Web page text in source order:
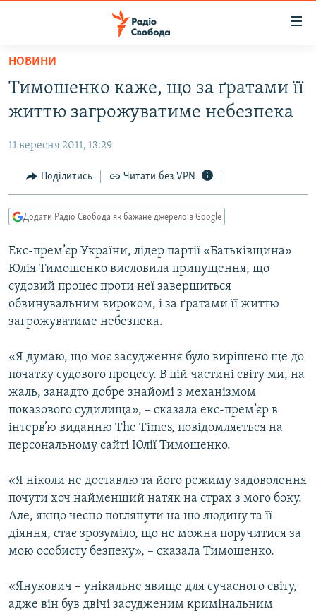
Перейти
основного
матеріалу
до
навігації
Перейти
до
ПОЛІТИКА
ЕКОНОМІКА
КУЛЬТУРА
СПОРТ
УКРАЇНА
СВІТ
ВІЙНА
РОСІЙСЬКА «ФІЛЬТРАЦІЯ»
КРИМ.РЕАЛІЇ
ТИ ЯК?
СХЕМИ
ПРИАЗОВ’Я
КИТАЙ.ВИКЛИКИ
МУЛЬТИМЕДІА
ФОТО
СПЕЦПРОЄКТИ
ПОДКАСТИ
РУС
УКР
КТАТ
НОВИНИ
Тимошенко каже, що за ґратами її
життю загрожуватиме небезпека
11 вересня 2011, 13:29
Поділитись Читати без VPN
Додати Радіо Свобода як бажане джерело в Google
Екс-прем’єр України, лідер партії «Батьківщина»
Юлія Тимошенко висловила припущення, що
судовий процес проти неї завершиться
обвинувальним вироком, і за ґратами її життю
загрожуватиме небезпека.
«Я думаю, що моє засудження було вирішено ще до
початку судового процесу. В цій частині світу ми, на
жаль, занадто добре знайомі з механізмом
показового судилища», – сказала екс-прем’єр в
інтерв’ю виданню The Times, повідомляється на
персональному сайті Юлії Тимошенко.
«Я ніколи не доставлю та його режиму задоволення
почути хоч найменший натяк на страх з мого боку.
Але, якщо чесно поглянути на цю людину та її
діяння, стає зрозуміло, що не можна поручитися за
мою особисту безпеку», – сказала Тимошенко.
«Янукович – унікальне явище для сучасного світу,
адже він був двічі засудженим кримінальним